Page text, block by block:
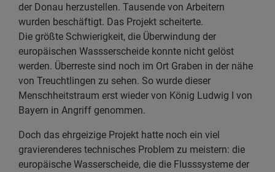
der Donau herzustellen. Tausende von Arbeitern
wurden beschäftigt. Das Projekt scheiterte.
Die größte Schwierigkeit, die Überwindung der
europäischen Wassserscheide konnte nicht gelöst
werden. Überreste sind noch im Ort Graben in der nähe
von Treuchtlingen zu sehen. So wurde dieser
Menschheitstraum erst wieder von König Ludwig I von
Bayern in Angriff genommen.
Doch das ehrgeizige Projekt hatte noch ein viel
gravierenderes technisches Problem zu meistern: die
europäische Wasserscheide, die die Flusssysteme der